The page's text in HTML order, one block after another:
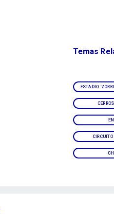
ESTADIO
CIRCUITO
Temas